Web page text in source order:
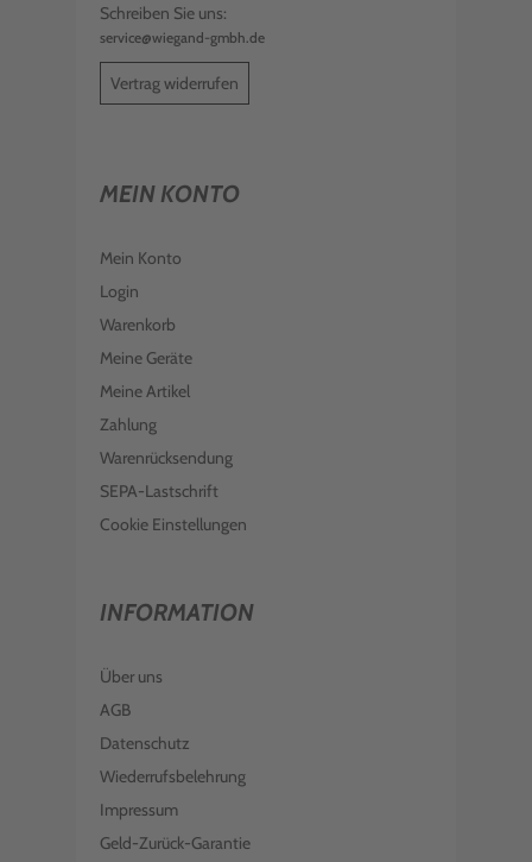
Schreiben Sie uns:
service@wiegand-gmbh.de
Vertrag widerrufen
MEIN KONTO
Mein Konto
Login
Warenkorb
Meine Geräte
Meine Artikel
Zahlung
Warenrücksendung
SEPA-Lastschrift
Cookie Einstellungen
INFORMATION
Über uns
AGB
Datenschutz
Wiederrufsbelehrung
Impressum
Geld-Zurück-Garantie